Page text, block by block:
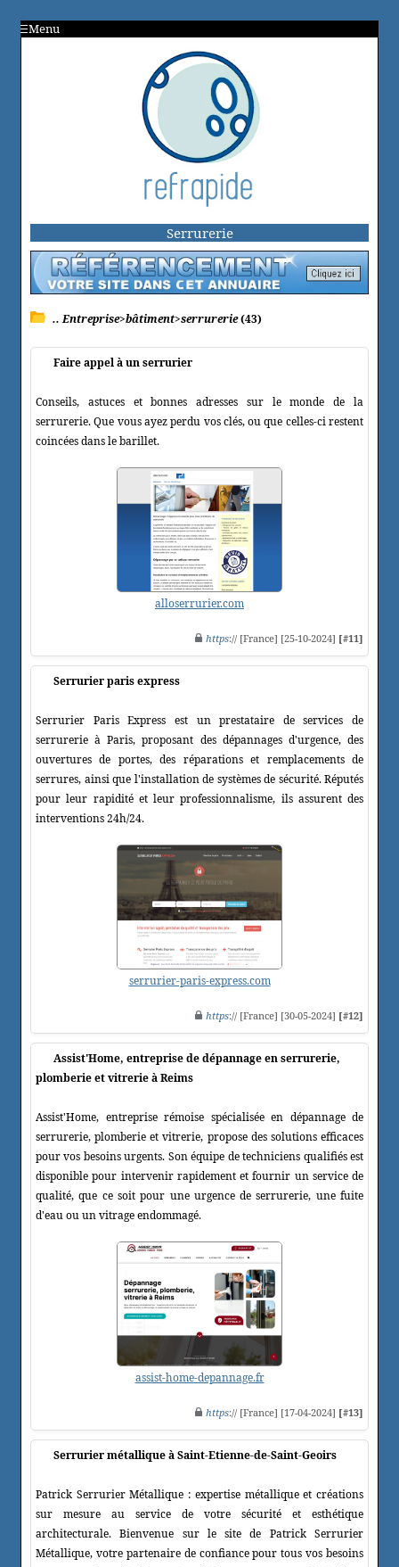
Menu
Serrurerie
.. Entreprise>bâtiment>serrurerie(43)
Faire appel à un serrurier
Conseils, astuces et bonnes adresses sur le monde de la
serrurerie. Que vous ayez perdu vos clés, ou que celles-ci restent
coincées dans le barillet.
alloserrurier.com
https:// [France] [25-10-2024] [#11]
Serrurier paris express
Serrurier Paris Express est un prestataire de services de
serrurerie à Paris, proposant des dépannages d'urgence, des
ouvertures de portes, des réparations et remplacements de
serrures, ainsi que l'installation de systèmes de sécurité. Réputés
pour leur rapidité et leur professionnalisme, ils assurent des
interventions 24h/24.
serrurier-paris-express.com
https:// [France] [30-05-2024] [#12]
Assist'Home, entreprise de dépannage en serrurerie,
plomberie et vitrerie à Reims
Assist'Home, entreprise rémoise spécialisée en dépannage de
serrurerie, plomberie et vitrerie, propose des solutions efficaces
pour vos besoins urgents. Son équipe de techniciens qualifiés est
disponible pour intervenir rapidement et fournir un service de
qualité, que ce soit pour une urgence de serrurerie, une fuite
d'eau ou un vitrage endommagé.
assist-home-depannage.fr
https:// [France] [17-04-2024] [#13]
Serrurier métallique à Saint-Etienne-de-Saint-Geoirs
Patrick Serrurier Métallique : expertise métallique et créations
sur mesure au service de votre sécurité et esthétique
architecturale. Bienvenue sur le site de Patrick Serrurier
Métallique, votre partenaire de confiance pour tous vos besoins